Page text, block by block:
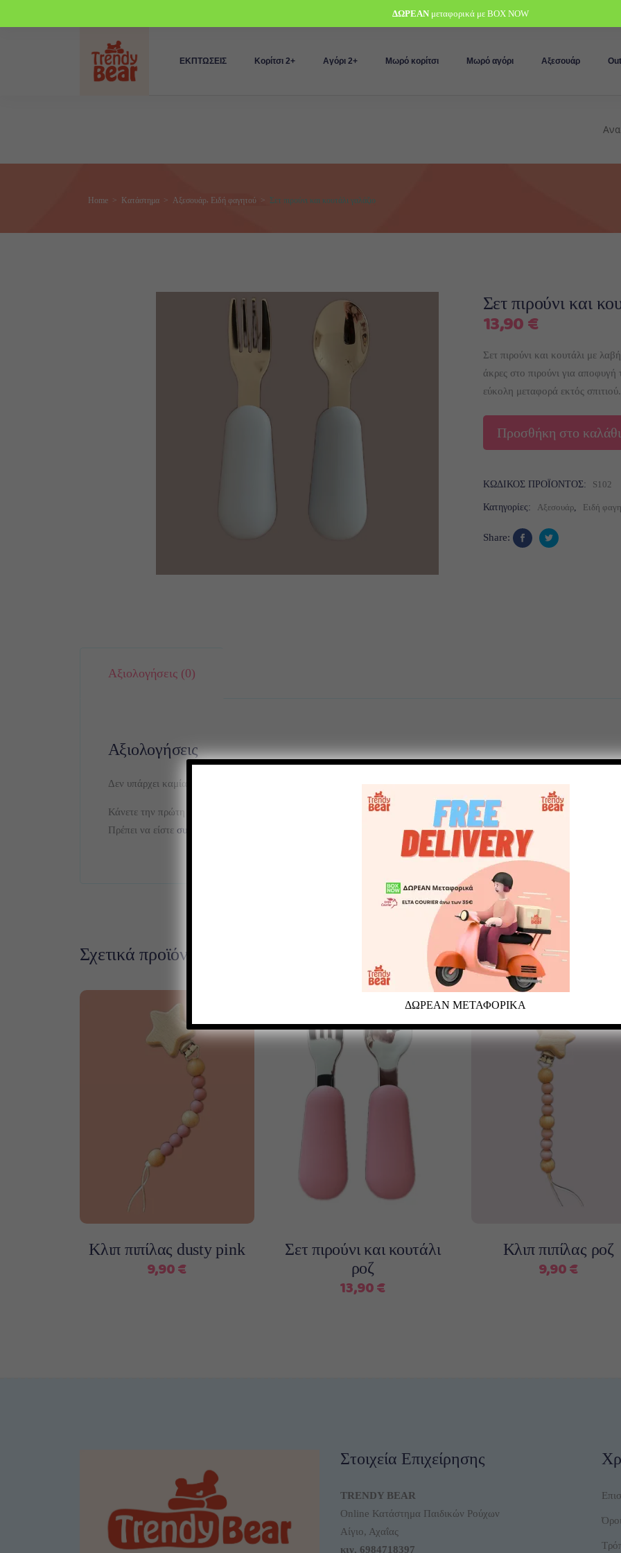
ΕΚΠΤΩΣΕΙΣ Κορίτσι 2+ Αγόρι 2+ Μωρό κορίτσι Μωρό αγόρι Αξεσουάρ
Home> Κατάστημα> Αξεσουάρ, Ειδή φαγητού > Σετ πιρούνι και κουτάλι γαλάζιο
Σετ πιρούνι και
13,90€
Σετ πιρούνι και κουτάλι με
άκρες στο πιρούνι για
εύκολη μεταφορά εκτός σπιτιού.
Προσθήκη στο καλάθι
ΚΩΔΙΚΌΣ ΠΡΟΪΌΝΤΟΣ: S102
Κατηγορίες: Αξεσουάρ, Ειδή
Share:
Αξιολογήσεις (0)
Αξιολογήσεις
Δεν υπάρχει καμία αξιολόγηση ακόμη.
Κάνετε την πρώτη αξιολόγηση για το προϊόν: “Σετ πιρούνι και κουτάλι γαλάζιο”
Πρέπει να είστε συνδεδεμένοι
Σχετικά προϊόντα
Προσθήκη στο καλάθι
Κλιπ πιπίλας dusty pink
9,90€
Προσθήκη στο καλάθι
Σετ πιρούνι και κουτάλι
ροζ
13,90€
Προσθήκη στο καλάθι
Κλιπ πιπίλας ροζ
9,90€
Στοιχεία Επιχείρησης
TRENDY BEAR
Online Κατάστημα Παιδικών Ρούχων
Αίγιο, Αχαΐας
κιν. 6984718397
ΔΩΡΕΑΝ μεταφορικά με BOX NOW
ΔΩΡΕΑΝ ΜΕΤΑΦΟΡΙΚΑ